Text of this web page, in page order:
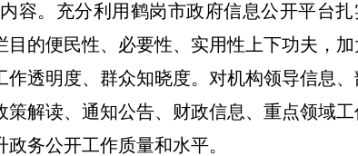
容。 充分利用鹤岗市政府信息公开平台扎
的便民性、必要性、实用性上下功夫，加
透明度、群众知晓度。对机构领导信息、
解读、通知公告、财政信息、重点领域工
务公开工作质量和水平。